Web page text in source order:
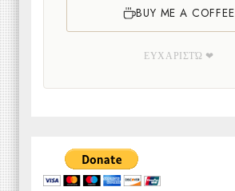
BUY ME A COFFEE
ΕΥΧΑΡΙΣΤΏ ❤